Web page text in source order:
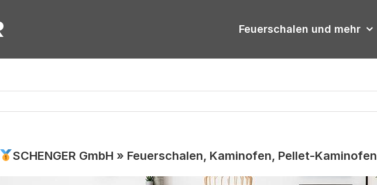
Feuerschalen und mehr
SCHENGER GmbH » Feuerschalen, Kaminofen, Pellet-Kaminofen